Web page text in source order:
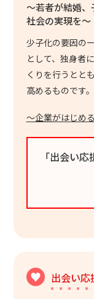
～若者が結婚
社会の実現を～
少子化の要因の
として、独身者
くりを行うとと
高めるものです。
～企業がはじめ
「出会い
出会い応